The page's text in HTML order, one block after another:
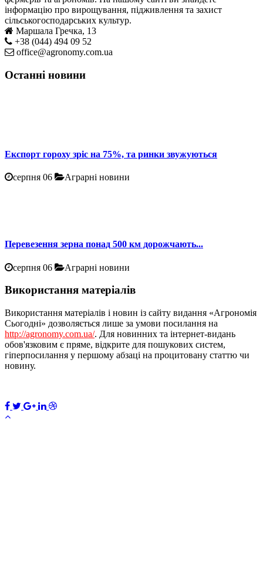
інформацію про вирощування, підживлення та захист
сільськогосподарських культур.
Маршала Гречка, 13
+38 (044) 494 09 52
office@agronomy.com.ua
Останні новини
Експорт гороху зріс на 75%, та ринки звужуються
серпня 06 Аграрні новини
Перевезення зерна понад 500 км дорожчають...
серпня 06 Аграрні новини
Використання матеріалів
Використання матеріалів і новин із сайту видання «Агрономія
Сьогодні» дозволяється лише за умови посилання на
http://agronomy.com.ua/. Для новинних та інтернет-видань
обов'язковим є пряме, відкрите для пошукових систем,
гіперпосилання у першому абзаці на процитовану статтю чи
новину.